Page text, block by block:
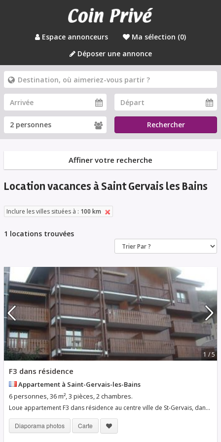
Espace annonceurs Ma sélection (0)
Déposer une annonce
Rechercher
Affiner votre recherche
Location vacances à Saint Gervais les Bains
Inclure les villes situées à : 100 km
1 locations trouvées
1 / 5
F3 dans résidence
Appartement à Saint-Gervais-les-Bains
6 personnes, 36 m², 3 pièces, 2 chambres.
Loue appartement F3 dans résidence au centre ville de St-Gervais, dans un quartier calme, à proximité de tous commerces, proche de la Maison de la Montagne. Séjour avec clic-clac 2 couchages + coin cuisine, 1 chambre pour 2 personnes, 1 chambre avec 2 lits superposés, salle de bain et WC
Diaporama photos Carte